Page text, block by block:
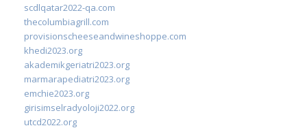
scdlqatar2022-qa.com
thecolumbiagrill.com
provisionscheeseandwineshoppe.com
khedi2023.org
akademikgeriatri2023.org
marmarapediatri2023.org
emchie2023.org
girisimselradyoloji2022.org
utcd2022.org